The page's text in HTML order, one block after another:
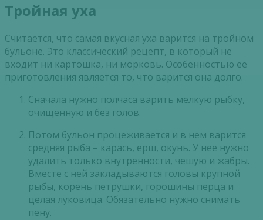
Тройная уха
Считается, что самая вкусная уха варится на тройном
бульоне. Это классический рецепт, в который не
входит ни картошка, ни морковь. Особенностью ее
приготовления является то, что варится она долго.
Сначала нужно полчаса варить мелкую рыбку,
очищенную и без голов.
Потом бульон процеживается и в нем варится
средняя рыба – карась, ерш, окунь. У нее нужно
удалить только внутренности, чешую и жабры.
Вместе с ней закладываются головы крупной
рыбы, корень петрушки, горошины перца и
целая луковица. Обязательно нужно снимать
пену.